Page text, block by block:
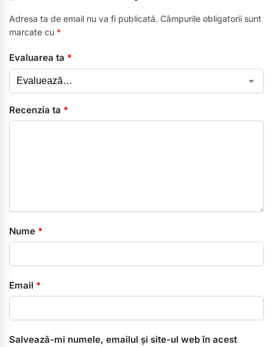
Adresa ta de email nu va fi publicată. Câmpurile obligatorii sunt
marcate cu *
Evaluarea ta *
Recenzia ta *
Nume *
Email *
Salvează-mi numele, emailul și site-ul web în acest